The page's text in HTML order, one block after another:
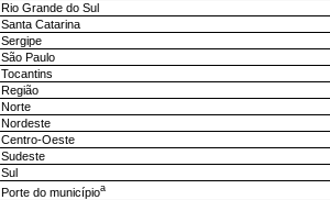
Rio Grande do Sul
Santa Catarina
Sergipe
São Paulo
Tocantins
Região
Norte
Nordeste
Centro-Oeste
Sudeste
Sul
Porte do municípioa